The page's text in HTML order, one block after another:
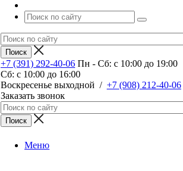
+7 (391) 292-40-06 Пн - Сб: c 10:00 до 19:00
Сб: c 10:00 до 16:00
​Воскресенье выходной / +7 (908) 212-40-06
Заказать звонок
Меню